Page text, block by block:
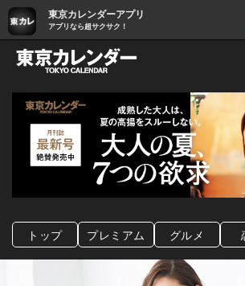
東京カレンダーアプリ
アプリなら超サクサク！
グルメ情報・プレ
トップ プレミアム グルメ